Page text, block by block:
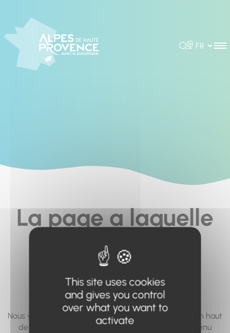
Rechercher
Choisir la
La page a laquelle
vous cherchez à
accéder n'existe
pas... ou plus.
Nous vous invitons à utiliser le moteur de recherche en haut
de page, ou à utiliser le menu pour trouver le contenu
This site uses cookies
and gives you control
over what you want to
activate